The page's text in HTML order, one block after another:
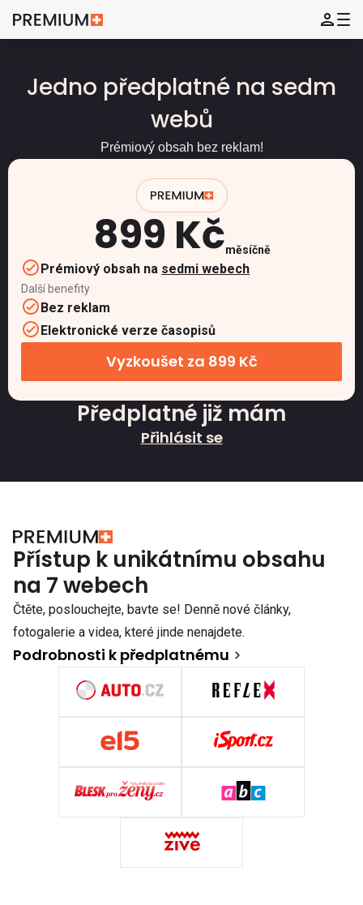
Jedno předplatné na sedm
webů
Prémiový obsah bez reklam!
899 Kčměsíčně
Prémiový obsah na sedmi webech
Další benefity
Bez reklam
Elektronické verze časopisů
Vyzkoušet za 899 Kč
Předplatné již mám
Přihlásit se
Přístup k unikátnímu obsahu
na 7 webech
Čtěte, poslouchejte, bavte se! Denně nové články,
fotogalerie a videa, které jinde nenajdete.
Podrobnosti k předplatnému